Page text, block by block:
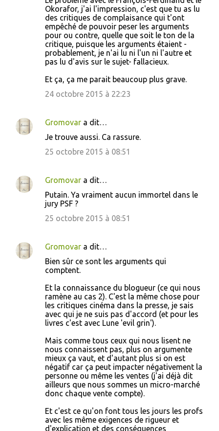
Okorafor, j'ai l'impression, c'est que tu as lu
des critiques de complaisance qui t'ont
empêché de pouvoir peser les arguments
pour ou contre, quelle que soit le ton de la
critique, puisque les arguments étaient -
probablement, je n'ai lu ni l'un ni l'autre et
pas lu d'avis sur le sujet- fallacieux.
Et ça, ça me parait beaucoup plus grave.
24 octobre 2015 à 22:23
Gromovar a dit…
Je trouve aussi. Ca rassure.
25 octobre 2015 à 08:51
Gromovar a dit…
Putain. Ya vraiment aucun immortel dans le
jury PSF ?
25 octobre 2015 à 08:51
Gromovar a dit…
Bien sûr ce sont les arguments qui
comptent.
Et la connaissance du blogueur (ce qui nous
ramène au cas 2). C'est la même chose pour
les critiques cinéma dans la presse, je sais
avec qui je ne suis pas d'accord (et pour les
livres c'est avec Lune 'evil grin').
Mais comme tous ceux qui nous lisent ne
nous connaissent pas, plus on argumente
mieux ça vaut, et d'autant plus si on est
négatif car ça peut impacter négativement la
personne ou même les ventes (j'ai déjà dit
ailleurs que nous sommes un micro-marché
donc chaque vente compte).
Et c'est ce qu'on font tous les jours les profs
avec les même exigences de rigueur et
d'explication et des conséquences